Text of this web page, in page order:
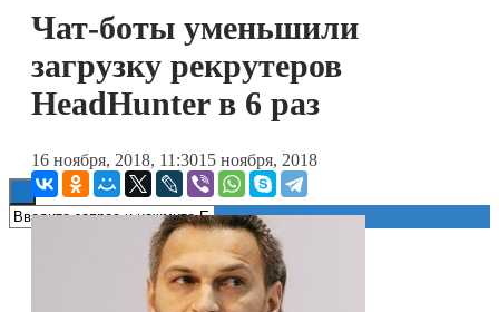
ESG
Чат-боты уменьшили
загрузку рекрутеров
HeadHunter в 6 раз
16 ноября, 2018, 11:3015 ноября, 2018